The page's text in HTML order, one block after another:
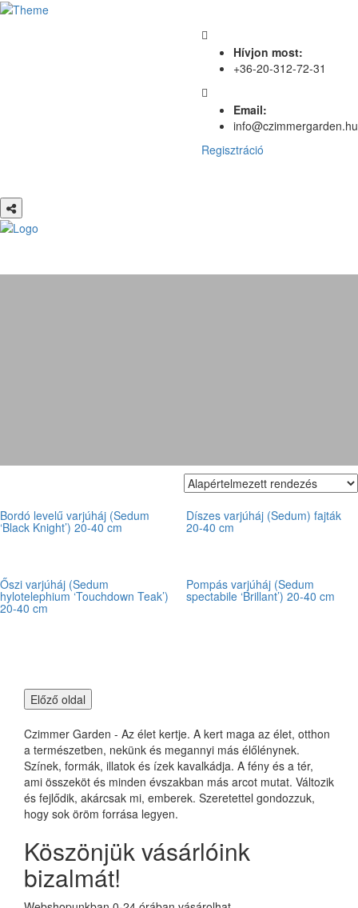
Hívjon most:
+36-20-312-72-31
Email:
info@czimmergarden.hu
Regisztráció
Bordó levelű varjúháj (Sedum
‘Black Knight’) 20-40 cm
Díszes varjúháj (Sedum) fajták
20-40 cm
Őszi varjúháj (Sedum
hylotelephium ‘Touchdown Teak’)
20-40 cm
Pompás varjúháj (Sedum
spectabile ‘Brillant’) 20-40 cm
Czimmer Garden - Az élet kertje. A kert maga az élet, otthon
a természetben, nekünk és megannyi más élőlénynek.
Színek, formák, illatok és ízek kavalkádja. A fény és a tér,
ami összeköt és minden évszakban más arcot mutat. Változik
és fejlődik, akárcsak mi, emberek. Szeretettel gondozzuk,
hogy sok öröm forrása legyen.
Köszönjük vásárlóink
bizalmát!